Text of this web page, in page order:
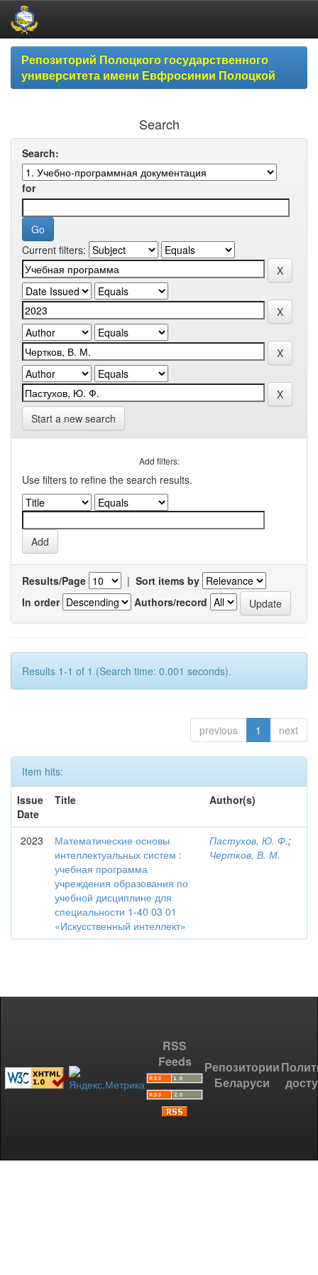
Skip
navigationРепозиторий Полоцкого государственного
университета имени Евфросинии Полоцкой
Search
Search:
for
Current filters:
Start a new search
Add filters:
Use filters to refine the search results.
Results/Page | Sort items by
In order
Authors/record
Results 1-1 of 1 (Search time: 0.001 seconds).
previous 1 next
Item hits:
Issue
Date
Title Author(s)
2023
Математические основы
интеллектуальных систем :
учебная программа
учреждения образования по
учебной дисциплине для
специальности 1-40 03 01
«Искусственный интеллект»
Пастухов, Ю. Ф.;
Чертков, В. М.
RSS
Feeds
Репозитории
Беларуси